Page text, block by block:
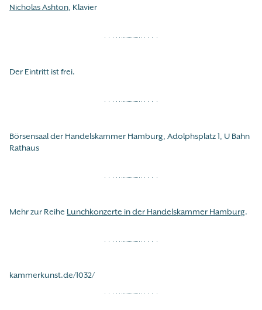
Nicholas Ashton, Klavier
Der Eintritt ist frei.
Börsensaal der Handelskammer Hamburg, Adolphsplatz 1, U Bahn
Rathaus
Mehr zur Reihe Lunchkonzerte in der Handelskammer Hamburg.
kammerkunst.de/1032/